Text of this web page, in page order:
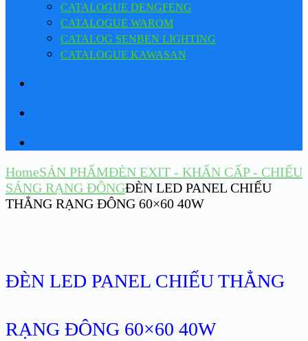
CATALOGUE DENGFENG
CATALOGUE WAROM
CATALOG SENBEN LIGHTING
CATALOGUE KAWASAN
HomeSẢN PHẨMĐÈN EXIT - KHẨN CẤP - CHIẾU
SÁNG RẠNG ĐÔNGĐÈN LED PANEL CHIẾU
THẲNG RẠNG ĐÔNG 60×60 40W
ĐÈN LED PANEL CHIẾU THẲNG
RẠNG ĐÔNG 60×60 40W